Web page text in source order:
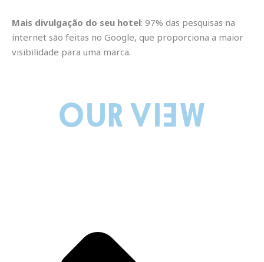
Mais divulgação do seu hotel: 97% das pesquisas na
internet são feitas no Google, que proporciona a maior
visibilidade para uma marca.